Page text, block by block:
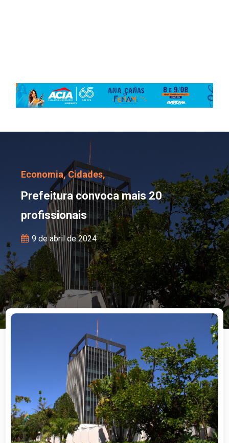
Prefeitura convoca
Economia,Cidades,
Prefeitura convoca mais 20
profissionais
9 de abril de 2024